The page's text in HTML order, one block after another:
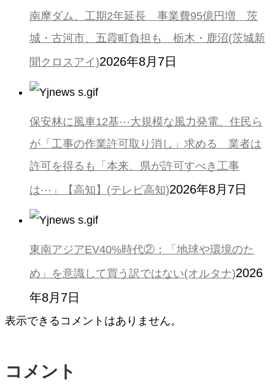
南摩ダム、工期2年延長 事業費95億円増 茨
城・古河市、五霞町負担も 栃木・鹿沼(茨城新
聞クロスアイ)2026年8月7日
保安林に風車12基⋯大規模な風力発電、住民ら
が「工事の作業許可取り消し」求める 業者は
許可を得るも「本来、県が許可すべき工事
は⋯」【高知】(テレビ高知)2026年8月7日
東南アジアEV40%時代②：「地球や環境のた
め」を意識して買う訳ではない(オルタナ)2026
年8月7日
表示できるコメントはありません。
コメント